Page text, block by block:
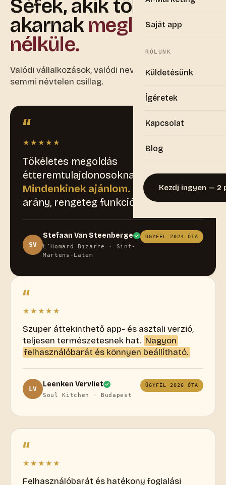
Saját app
RÓLUNK
Küldetésünk
Ígéretek
Kapcsolat
Blog
Kezdj ingyen — 2
Séfek, akik többé nem
akarnak meglenni
nélküle.
Valódi vállalkozások, valódi nevek, valódi városok —
semmi névtelen csillag.
“
★★★★★
Tökéletes megoldás
étteremtulajdonosoknak!
Mindenkinek ajánlom. Kiváló ár-érték
arány, rengeteg funkcióval.
SV
Stefaan Van Steenberge
L’Homard Bizarre · Sint-
Martens-Latem
ÜGYFÉL 2024 ÓTA
“
★★★★★
Szuper áttekinthető app- és asztali verzió,
teljesen természetesnek hat. Nagyon
felhasználóbarát és könnyen beállítható.
LV
Leenken Vervliet
Soul Kitchen · Budapest
ÜGYFÉL 2026 ÓTA
“
★★★★★
Felhasználóbarát és hatékony foglalási